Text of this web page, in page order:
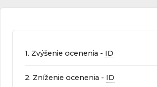
1. Zvýšenie ocenenia - ID
2. Zníženie ocenenia - ID